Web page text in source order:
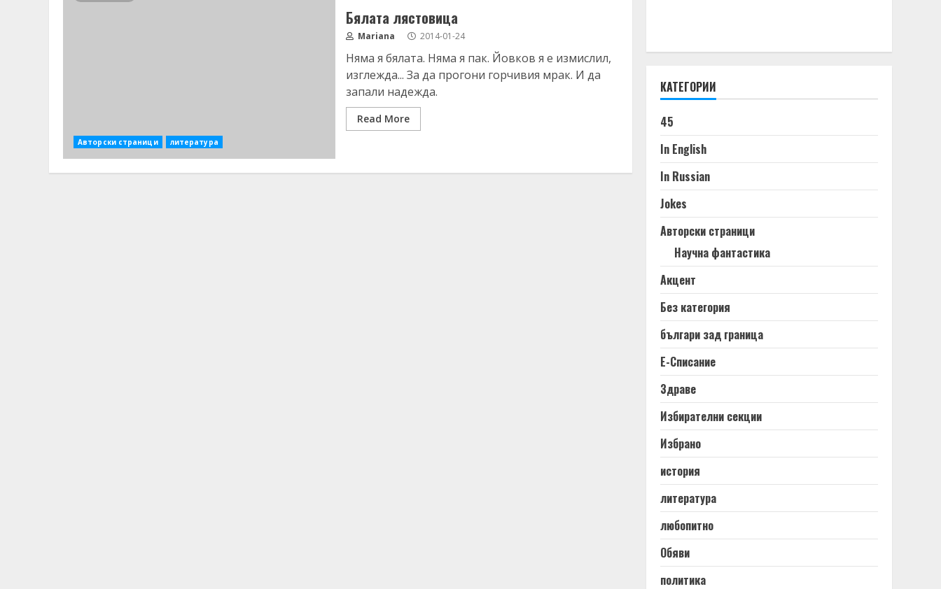
Авторски страници литература
Бялата лястовица
Mariana 2014-01-24
Няма я бялата. Няма я пак. Йовков я е измислил,
изглежда... За да прогони горчивия мрак. И да
запали надежда.
Read More
КАТЕГОРИИ
45
In English
In Russian
Jokes
Авторски страници
Научна фантастика
Акцент
Без категория
българи зад граница
Е-Списание
Здраве
Избирателни секции
Избрано
история
литература
любопитно
Обяви
политика